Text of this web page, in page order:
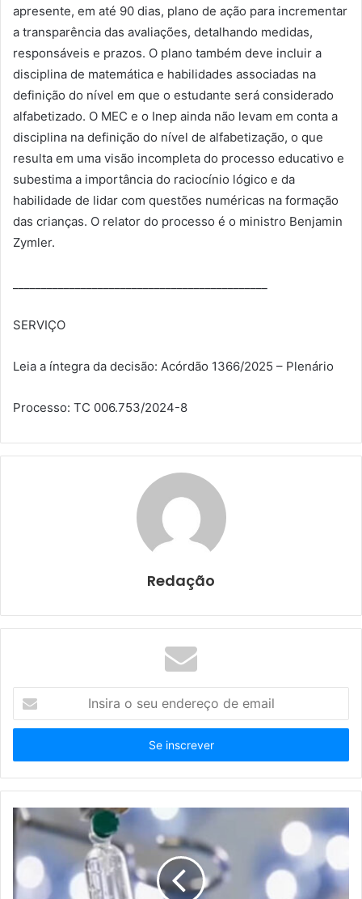
apresente, em até 90 dias, plano de ação para incrementar
a transparência das avaliações, detalhando medidas,
responsáveis e prazos. O plano também deve incluir a
disciplina de matemática e habilidades associadas na
definição do nível em que o estudante será considerado
alfabetizado. O MEC e o Inep ainda não levam em conta a
disciplina na definição do nível de alfabetização, o que
resulta em uma visão incompleta do processo educativo e
subestima a importância do raciocínio lógico e da
habilidade de lidar com questões numéricas na formação
das crianças. O relator do processo é o ministro Benjamin
Zymler.
SERVIÇO
Leia a íntegra da decisão: Acórdão 1366/2025 – Plenário
Processo: TC 006.753/2024-8
Redação
s
r
a
e
n